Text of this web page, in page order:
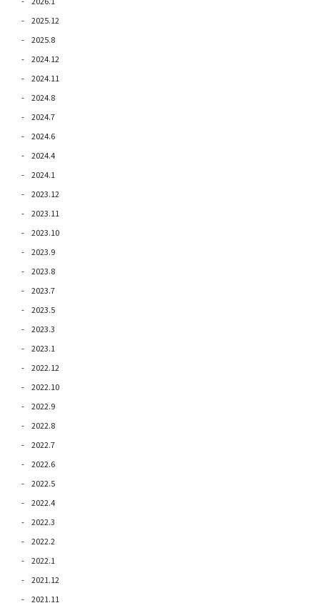
2025.12
2025.8
2024.12
2024.11
2024.8
2024.7
2024.6
2024.4
2024.1
2023.12
2023.11
2023.10
2023.9
2023.8
2023.7
2023.5
2023.3
2023.1
2022.12
2022.10
2022.9
2022.8
2022.7
2022.6
2022.5
2022.4
2022.3
2022.2
2022.1
2021.12
2021.11